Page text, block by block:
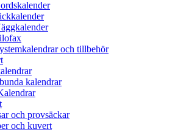
och tillbehör
kalendrar
och provsäckar
och kuvert